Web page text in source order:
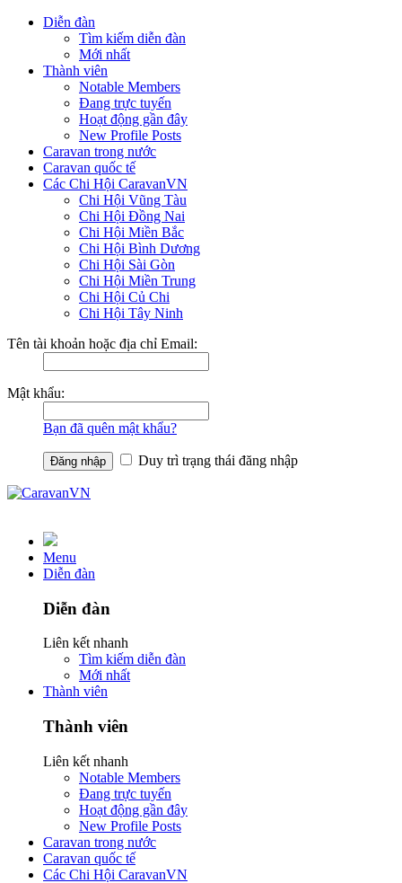
Diễn đàn
Tìm kiếm diễn đàn
Mới nhất
Thành viên
Notable Members
Đang trực tuyến
Hoạt động gần đây
New Profile Posts
Caravan trong nước
Caravan quốc tế
Các Chi Hội CaravanVN
Chi Hội Vũng Tàu
Chi Hội Đồng Nai
Chi Hội Miền Bắc
Chi Hội Bình Dương
Chi Hội Sài Gòn
Chi Hội Miền Trung
Chi Hội Củ Chi
Chi Hội Tây Ninh
Tên tài khoản hoặc địa chỉ Email:
Mật khẩu:
Bạn đã quên mật khẩu?
Duy trì trạng thái đăng nhập
Menu
Diễn đàn
Diễn đàn
Liên kết nhanh
Tìm kiếm diễn đàn
Mới nhất
Thành viên
Thành viên
Liên kết nhanh
Notable Members
Đang trực tuyến
Hoạt động gần đây
New Profile Posts
Caravan trong nước
Caravan quốc tế
Các Chi Hội CaravanVN